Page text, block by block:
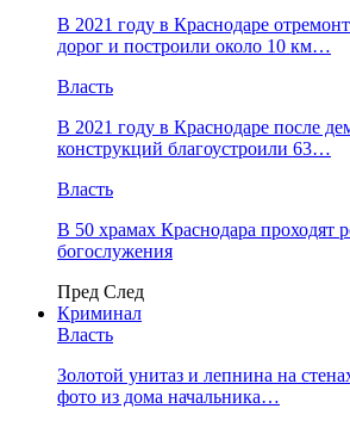
В 2021 году в Краснодаре
дорог и построили около 10 км…
Власть
В 2021 году в Краснодаре после
конструкций благоустроили 63…
Власть
В 50 храмах Краснодара проходят
богослужения
Пред След
Криминал
Власть
​Золотой унитаз и лепнина на
фото из дома начальника…